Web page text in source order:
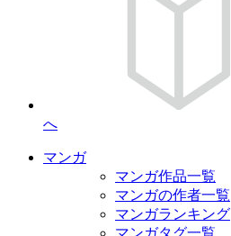
へ
マンガ
マンガ作品一覧
マンガの作者一覧
マンガランキング